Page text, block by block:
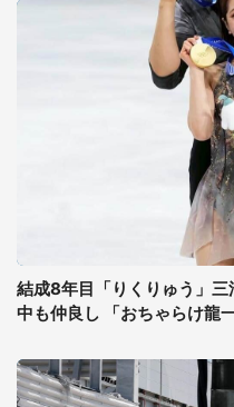
結成8年目「りくりゅう」
中も仲良し 「おちゃらけ龍